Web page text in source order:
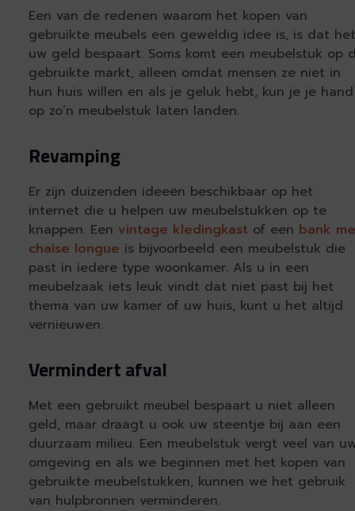
Een van de redenen waarom het kopen van
gebruikte meubels een geweldig idee is, is dat het
uw geld bespaart. Soms komt een meubelstuk op
gebruikte markt, alleen omdat mensen ze niet in
hun huis willen en als je geluk hebt, kun je je hand
op zo’n meubelstuk laten landen.
Revamping
Er zijn duizenden ideeën beschikbaar op het
internet die u helpen uw meubelstukken op te
knappen. Een vintage kledingkast of een bank
chaise longue is bijvoorbeeld een meubelstuk die
past in iedere type woonkamer. Als u in een
meubelzaak iets leuk vindt dat niet past bij het
thema van uw kamer of uw huis, kunt u het altijd
vernieuwen.
Vermindert afval
Met een gebruikt meubel bespaart u niet alleen
geld, maar draagt u ook uw steentje bij aan een
duurzaam milieu. Een meubelstuk vergt veel van
omgeving en als we beginnen met het kopen van
gebruikte meubelstukken, kunnen we het gebruik
van hulpbronnen verminderen.